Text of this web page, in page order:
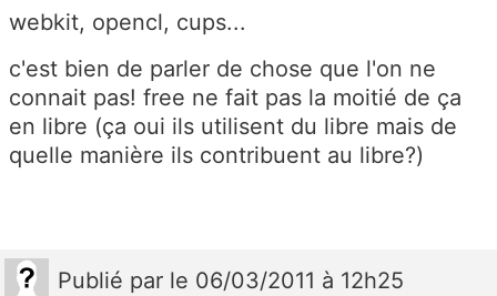
webkit, opencl, cups...
c'est bien de parler de chose que l'on ne
connait pas! free ne fait pas la moitié de ça
en libre (ça oui ils utilisent du libre mais de
quelle manière ils contribuent au libre?)
Publié par le 06/03/2011 à 12h25